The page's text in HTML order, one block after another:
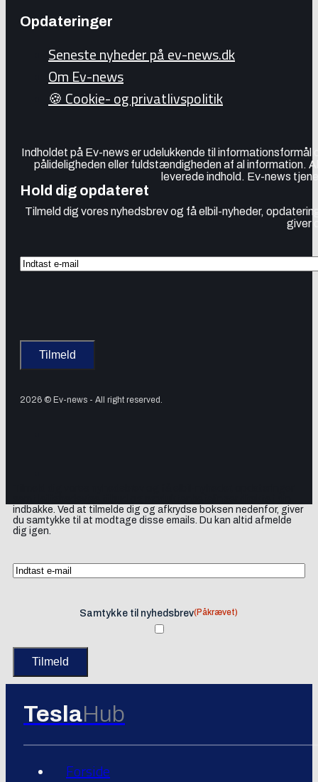
Opdateringer
Seneste nyheder på ev-news.dk
Om Ev-news
🍪 Cookie- og privatlivspolitik
Indholdet på Ev-news er udelukkende til
pålideligheden eller fuldstændigheden af al information.
leverede indhold. Ev-news
Hold dig opdateret
Tilmeld dig vores nyhedsbrev og få elbil-nyheder,
giver
2026 © Ev-news - All right reserved.
indbakke. Ved at tilmelde dig og afkrydse boksen nedenfor, giver
du samtykke til at modtage disse emails. Du kan altid afmelde
dig igen.
Samtykke til nyhedsbrev(Påkrævet)
TeslaHub
Forside